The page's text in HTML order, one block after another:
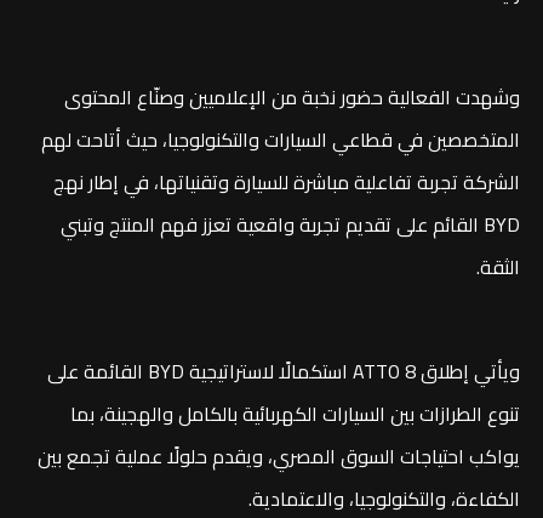
وشهدت الفعالية حضور نخبة من الإعلاميين وصنّاع المحتوى
المتخصصين في قطاعي السيارات والتكنولوجيا، حيث أتاحت لهم
الشركة تجربة تفاعلية مباشرة للسيارة وتقنياتها، في إطار نهج
BYD القائم على تقديم تجربة واقعية تعزز فهم المنتج وتبني
الثقة.
ويأتي إطلاق ATTO 8 استكمالًا لاستراتيجية BYD القائمة على
تنوع الطرازات بين السيارات الكهربائية بالكامل والهجينة، بما
يواكب احتياجات السوق المصري، ويقدم حلولًا عملية تجمع بين
الكفاءة، والتكنولوجيا، والاعتمادية.